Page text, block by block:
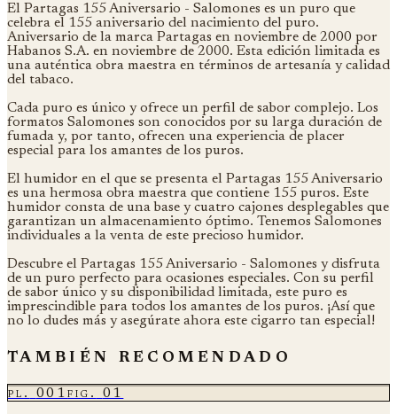
El Partagas 155 Aniversario - Salomones es un puro que
celebra el 155 aniversario del nacimiento del puro.
Aniversario de la marca Partagas en noviembre de 2000 por
Habanos S.A. en noviembre de 2000. Esta edición limitada es
una auténtica obra maestra en términos de artesanía y calidad
del tabaco.
Cada puro es único y ofrece un perfil de sabor complejo. Los
formatos Salomones son conocidos por su larga duración de
fumada y, por tanto, ofrecen una experiencia de placer
especial para los amantes de los puros.
El humidor en el que se presenta el Partagas 155 Aniversario
es una hermosa obra maestra que contiene 155 puros. Este
humidor consta de una base y cuatro cajones desplegables que
garantizan un almacenamiento óptimo. Tenemos Salomones
individuales a la venta de este precioso humidor.
Descubre el Partagas 155 Aniversario - Salomones y disfruta
de un puro perfecto para ocasiones especiales. Con su perfil
de sabor único y su disponibilidad limitada, este puro es
imprescindible para todos los amantes de los puros. ¡Así que
no lo dudes más y asegúrate ahora este cigarro tan especial!
también recomendado
pl. 001fig. 01